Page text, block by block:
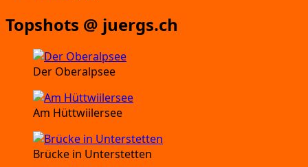
Topshots @ juergs.ch
Der Oberalpsee
Am Hüttwiilersee
Brücke in Unterstetten